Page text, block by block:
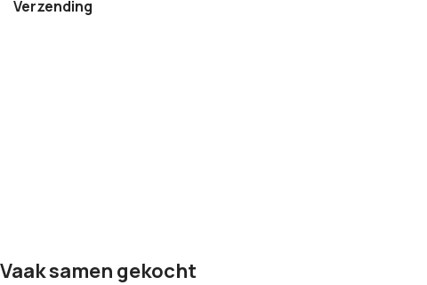
Verzending
Vaak samen gekocht